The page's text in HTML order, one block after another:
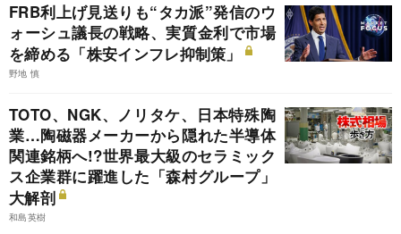
FRB利上げ見送りも“タカ派”発信のウ
ォーシュ議長の戦略、実質金利で市場
を締める「株安インフレ抑制策」
野地 慎
TOTO、NGK、ノリタケ、日本特殊陶
業…陶磁器メーカーから隠れた半導体
関連銘柄へ!?世界最大級のセラミック
ス企業群に躍進した「森村グループ」
大解剖
和島英樹